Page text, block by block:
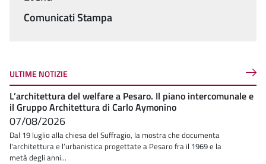
Comunicati Stampa
ULTIME NOTIZIE
L’architettura del welfare a Pesaro. Il piano intercomunale e
il Gruppo Architettura di Carlo Aymonino
07/08/2026
Dal 19 luglio alla chiesa del Suffragio, la mostra che documenta
l'architettura e l’urbanistica progettate a Pesaro fra il 1969 e la
metà degli anni...